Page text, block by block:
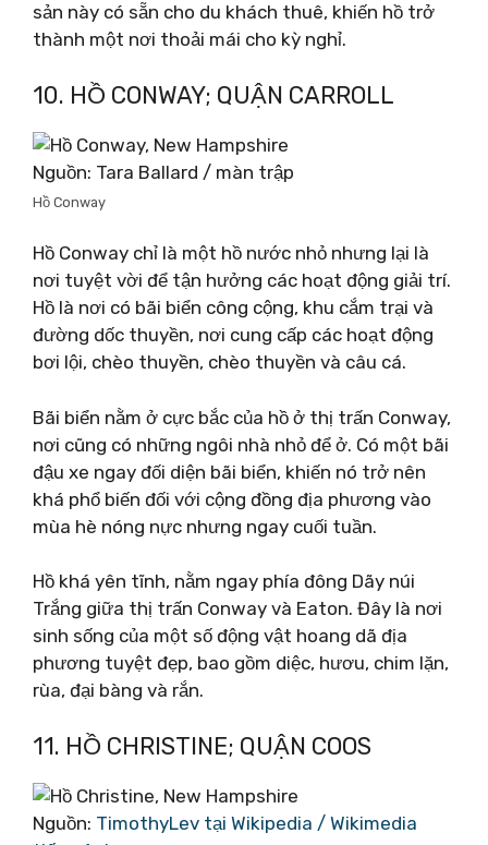
sản này có sẵn cho du khách thuê, khiến hồ trở
thành một nơi thoải mái cho kỳ nghỉ.
10. HỒ CONWAY; QUẬN CARROLL
Nguồn: Tara Ballard / màn trập
Hồ Conway
Hồ Conway chỉ là một hồ nước nhỏ nhưng lại là
nơi tuyệt vời để tận hưởng các hoạt động giải trí.
Hồ là nơi có bãi biển công cộng, khu cắm trại và
đường dốc thuyền, nơi cung cấp các hoạt động
bơi lội, chèo thuyền, chèo thuyền và câu cá.
Bãi biển nằm ở cực bắc của hồ ở thị trấn Conway,
nơi cũng có những ngôi nhà nhỏ để ở. Có một bãi
đậu xe ngay đối diện bãi biển, khiến nó trở nên
khá phổ biến đối với cộng đồng địa phương vào
mùa hè nóng nực nhưng ngay cuối tuần.
Hồ khá yên tĩnh, nằm ngay phía đông Dãy núi
Trắng giữa thị trấn Conway và Eaton. Đây là nơi
sinh sống của một số động vật hoang dã địa
phương tuyệt đẹp, bao gồm diệc, hươu, chim lặn,
rùa, đại bàng và rắn.
11. HỒ CHRISTINE; QUẬN COOS
Nguồn: TimothyLev tại Wikipedia / Wikimedia